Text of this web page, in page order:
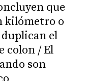
que
kilómetro o
el
colon / El
son